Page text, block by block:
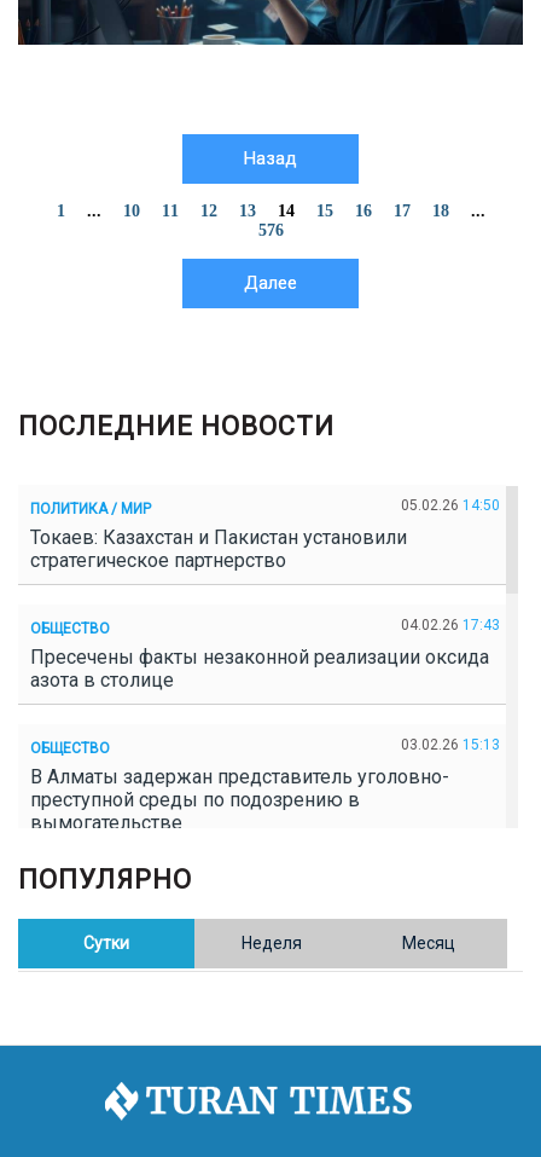
Назад
1 ... 10 11 12 13 14 15 16 17 18
...
576
Далее
ПОСЛЕДНИЕ НОВОСТИ
ПОЛИТИКА / МИР 05.02.26 14:50
Токаев: Казахстан и Пакистан установили
стратегическое партнерство
ОБЩЕСТВО 04.02.26 17:43
Пресечены факты незаконной реализации оксида
азота в столице
ОБЩЕСТВО 03.02.26 15:13
В Алматы задержан представитель уголовно-
преступной среды по подозрению в
вымогательстве
ОБЩЕСТВО
Полицейские пресекли незаконное выращивание
конопли в Таразе
Казахстан возглавил Договор о зоне, свободной от
ПОПУЛЯРНО
Сутки Неделя Месяц